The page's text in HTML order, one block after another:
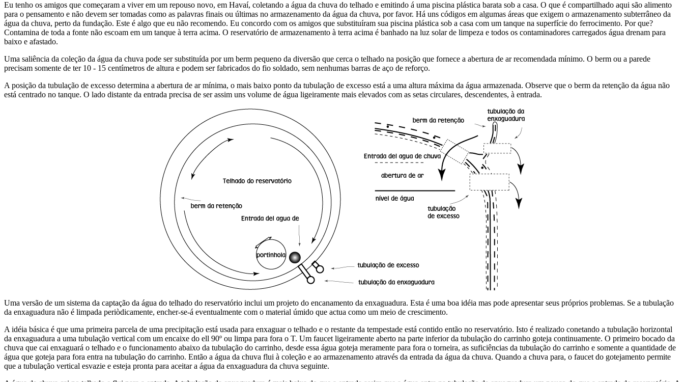
Eu tenho os amigos que começaram a viver em um repouso novo, em Havaí, coletando a água da chuva do telhado e emitindo á uma piscina plástica barata sob a casa. O que é compartilhado aqui são alimento
para o pensamento e não devem ser tomadas como as palavras finais ou últimas no armazenamento da água da chuva, por favor. Há uns códigos em algumas áreas que exigem o armazenamento subterrâneo da
água da chuva, perto da fundação. Este é algo que eu não recomendo. Eu concordo com os amigos que substituíram sua piscina plástica sob a casa com um tanque na superfície do ferrocimento. Por que?
Contamina de toda a fonte não escoam em um tanque à terra acima. O reservatório de armazenamento à terra acima é banhado na luz solar de limpeza e todos os contaminadores carregados água drenam para
baixo e afastado.
Uma saliência da coleção da água da chuva pode ser substituída por um berm pequeno da diversão que cerca o telhado na posição que fornece a abertura de ar recomendada mínimo. O berm ou a parede
precisam somente de ter 10 - 15 centímetros de altura e podem ser fabricados do fio soldado, sem nenhumas barras de aço de reforço.
A posição da tubulação de excesso determina a abertura de ar mínima, o mais baixo ponto da tubulação de excesso está a uma altura máxima da água armazenada. Observe que o berm da retenção da água não
está centrado no tanque. O lado distante da entrada precisa de ser assim uns volume de água ligeiramente mais elevados com as setas circulares, descendentes, à entrada.
Uma versão de um sistema da captação da água do telhado do reservatório inclui um projeto do encanamento da enxaguadura. Esta é uma boa idéia mas pode apresentar seus próprios problemas. Se a tubulação
da enxaguadura não é limpada periòdicamente, encher-se-á eventualmente com o material úmido que actua como um meio de crescimento.
A idéia básica é que uma primeira parcela de uma precipitação está usada para enxaguar o telhado e o restante da tempestade está contido então no reservatório. Isto é realizado conetando a tubulação horizontal
da enxaguadura a uma tubulação vertical com um encaixe do ell 90º ou limpa para fora o T. Um faucet ligeiramente aberto na parte inferior da tubulação do carrinho goteja continuamente. O primeiro bocado da
chuva que cai enxaguará o telhado e o funcionamento abaixo da tubulação do carrinho, desde essa água goteja meramente para fora o torneira, as suficiências da tubulação do carrinho e somente a quantidade de
água que goteja para fora entra na tubulação do carrinho. Então a água da chuva flui à coleção e ao armazenamento através da entrada da água da chuva. Quando a chuva para, o faucet do gotejamento permite
que a tubulação vertical esvazie e esteja pronta para aceitar a água da enxaguadura da chuva seguinte.